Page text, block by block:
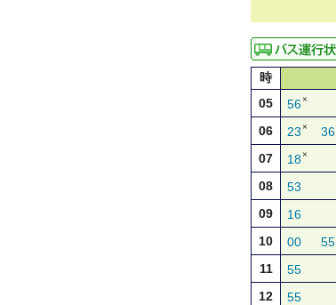
時
05
56×
06 23 × 36
07 18×
08 53
09
16
10
00 55
11
55
12
55